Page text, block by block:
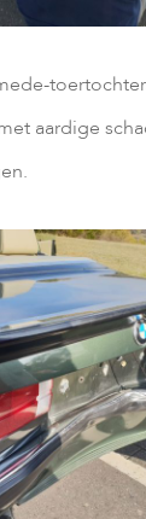
aardige